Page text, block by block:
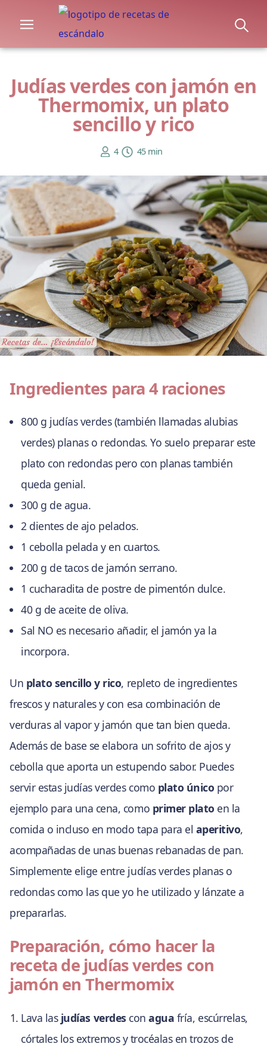
Judías verdes con jamón en
Thermomix, un plato
sencillo y rico
4 45 min
Ingredientes para 4 raciones
800 g judías verdes (también llamadas alubias
verdes) planas o redondas. Yo suelo preparar este
plato con redondas pero con planas también
queda genial.
300 g de agua.
2 dientes de ajo pelados.
1 cebolla pelada y en cuartos.
200 g de tacos de jamón serrano.
1 cucharadita de postre de pimentón dulce.
40 g de aceite de oliva.
Sal NO es necesario añadir, el jamón ya la
incorpora.
Un plato sencillo y rico, repleto de ingredientes
frescos y naturales y con esa combinación de
verduras al vapor y jamón que tan bien queda.
Además de base se elabora un sofrito de ajos y
cebolla que aporta un estupendo sabor. Puedes
servir estas judías verdes como plato único por
ejemplo para una cena, como primer plato en la
comida o incluso en modo tapa para el aperitivo,
acompañadas de unas buenas rebanadas de pan.
Simplemente elige entre judías verdes planas o
redondas como las que yo he utilizado y lánzate a
prepararlas.
Preparación, cómo hacer la
receta de judías verdes con
jamón en Thermomix
Lava las judías verdes conagua fría, escúrrelas,
córtales los extremos y trocéalas en trozos de